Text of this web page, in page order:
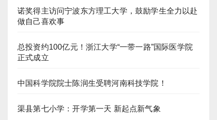
诺奖得主访问宁波东方理工大学，鼓励学生全力以赴
做自己喜欢事
总投资约100亿元！浙江大学“一带一路”国际医学院
正式成立
中国科学院院士陈润生受聘河南科技学院！
渠县第七小学：开学第一天 新起点新气象